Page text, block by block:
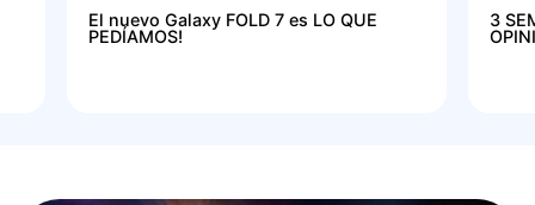
El nuevo Galaxy FOLD 7 es LO QUE
PEDÍAMOS!
3